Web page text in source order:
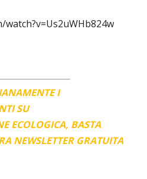
I
SU
ECOLOGICA, BASTA
NEWSLETTER GRATUITA